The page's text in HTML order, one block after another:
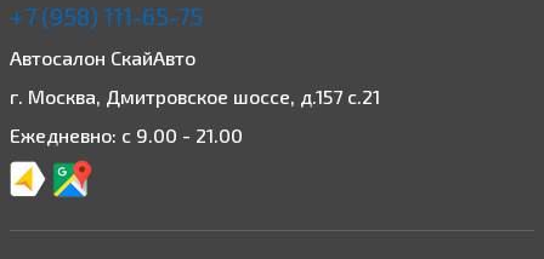
+7 (958) 111-65-75
Автосалон СкайАвто
г. Москва, Дмитровское шоссе, д.157 с.21
Ежедневно: с 9.00 - 21.00